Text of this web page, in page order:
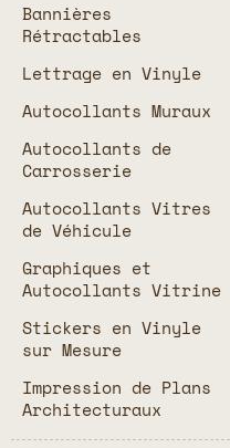
Bannières
Rétractables
Lettrage en Vinyle
Autocollants Muraux
Autocollants de
Carrosserie
Autocollants Vitres
de Véhicule
Graphiques et
Autocollants Vitrine
Stickers en Vinyle
sur Mesure
Impression de Plans
Architecturaux